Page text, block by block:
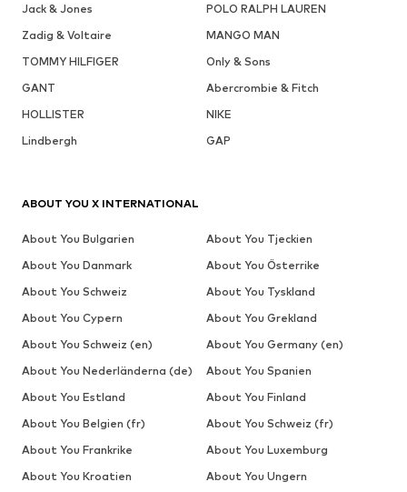
Jack & Jones
POLO RALPH LAUREN
Zadig & Voltaire
MANGO MAN
TOMMY HILFIGER
Only & Sons
GANT
Abercrombie & Fitch
HOLLISTER
NIKE
Lindbergh
GAP
ABOUT YOU X INTERNATIONAL
About You Bulgarien
About You Tjeckien
About You Danmark
About You Österrike
About You Schweiz
About You Tyskland
About You Cypern
About You Grekland
About You Schweiz (en)
About You Germany (en)
About You Nederländerna (de)
About You Spanien
About You Estland
About You Finland
About You Belgien (fr)
About You Schweiz (fr)
About You Frankrike
About You Luxemburg
About You Kroatien
About You Ungern